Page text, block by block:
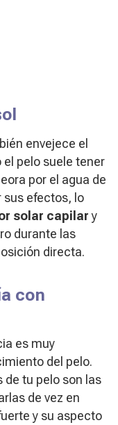
envejece el
el pelo suele tener
por el agua de
sus efectos, lo
solar capilary
durante las
directa.
con
es muy
del pelo.
de tu pelo son las
de vez en
y su aspecto